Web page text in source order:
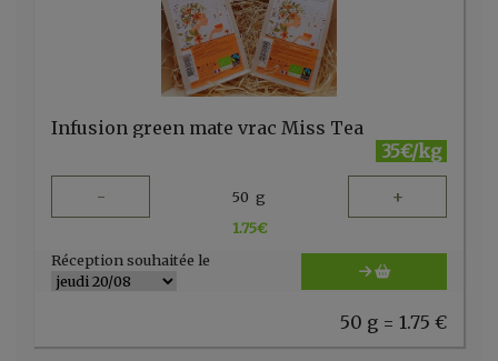
Infusion green mate vrac Miss Tea
35€/kg
- 50 g +
1.75€
Réception souhaitée le
50 g = 1.75 €